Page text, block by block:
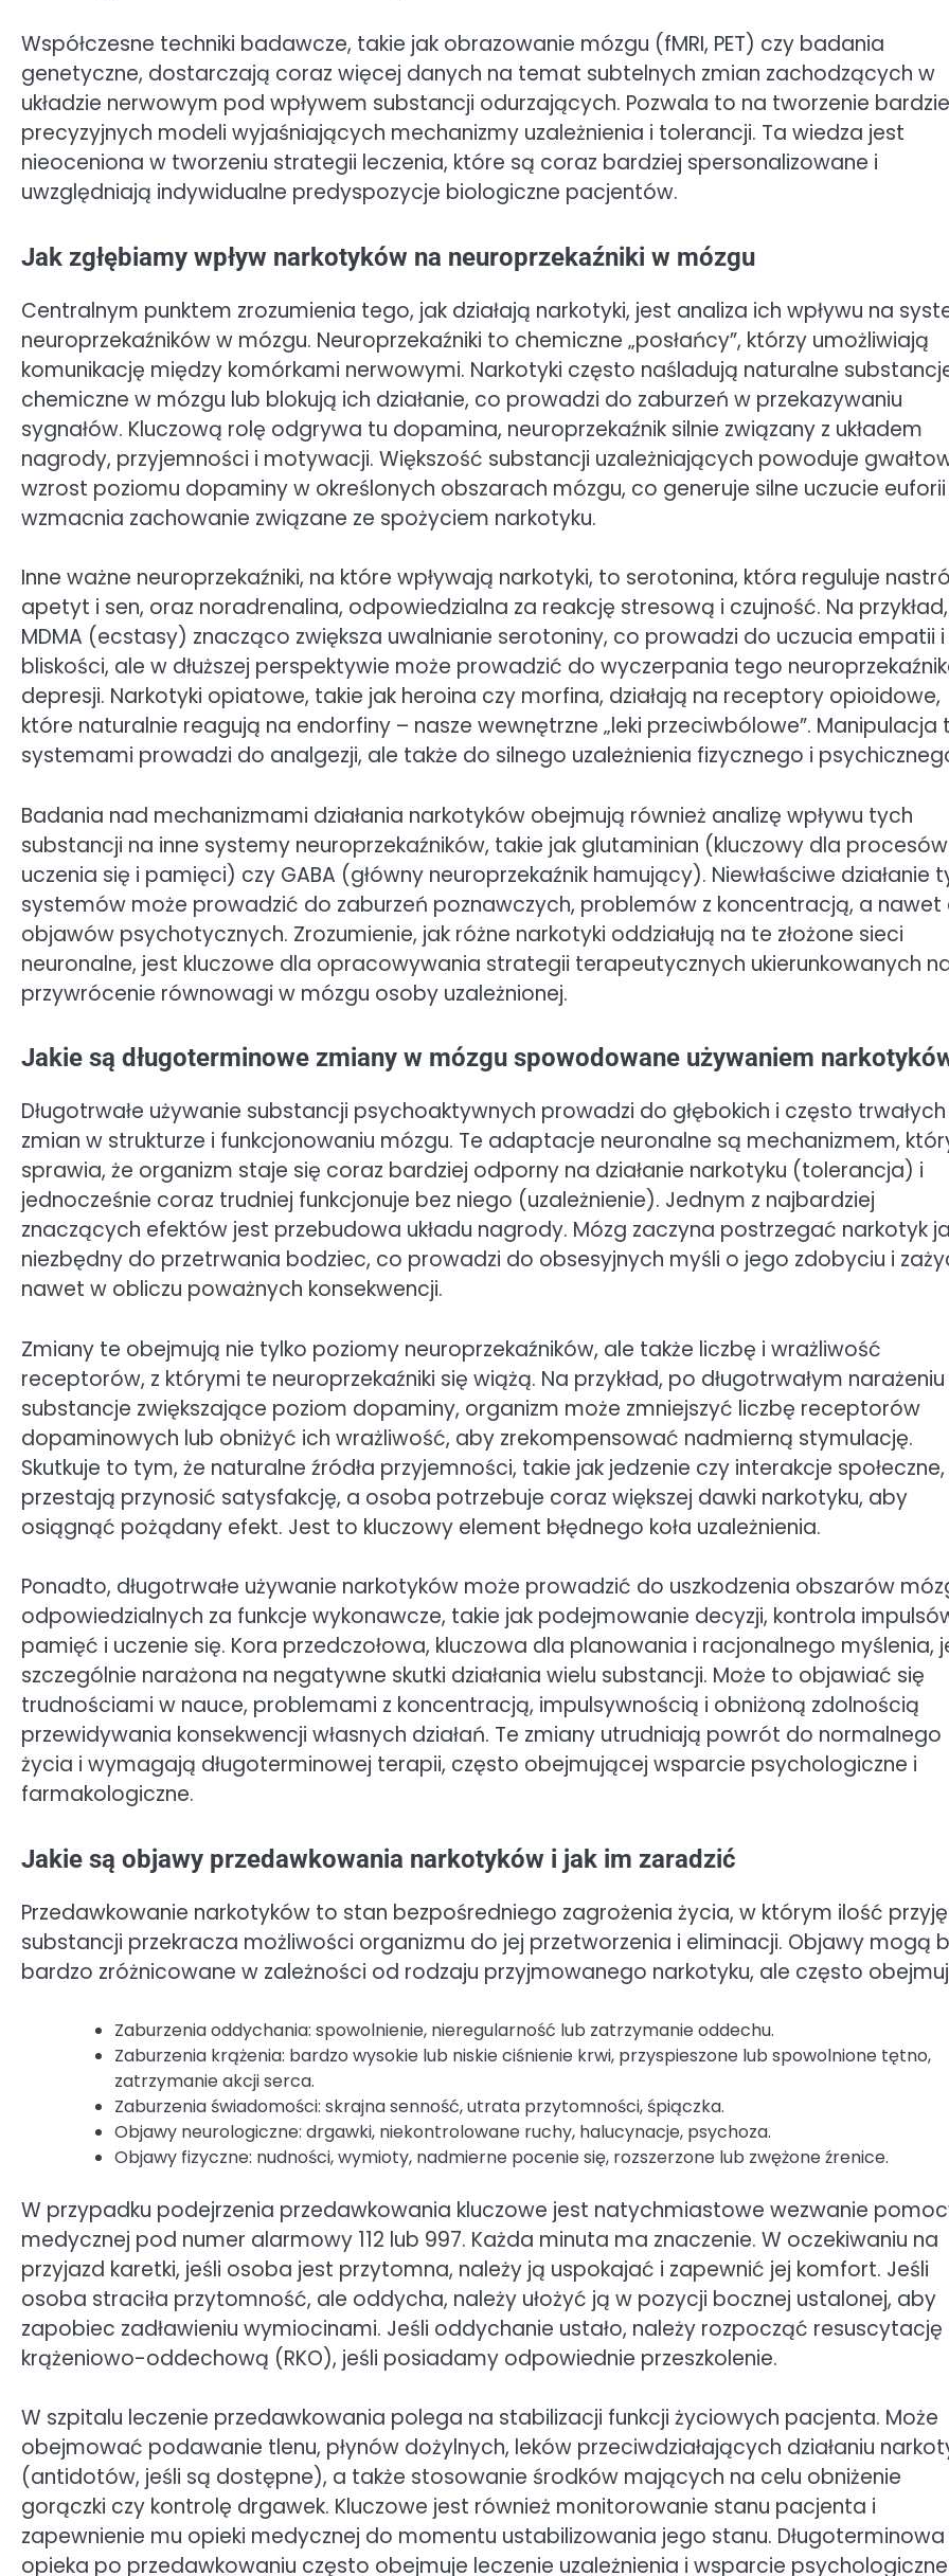
Współczesne techniki badawcze, takie jak obrazowanie mózgu (fMRI, PET) czy badania
genetyczne, dostarczają coraz więcej danych na temat subtelnych zmian zachodzących w
układzie nerwowym pod wpływem substancji odurzających. Pozwala to na tworzenie
precyzyjnych modeli wyjaśniających mechanizmy uzależnienia i tolerancji. Ta wiedza jest
nieoceniona w tworzeniu strategii leczenia, które są coraz bardziej spersonalizowane i
uwzględniają indywidualne predyspozycje biologiczne pacjentów.
Jak zgłębiamy wpływ narkotyków na neuroprzekaźniki w mózgu
Centralnym punktem zrozumienia tego, jak działają narkotyki, jest analiza ich wpływu na
neuroprzekaźników w mózgu. Neuroprzekaźniki to chemiczne „posłańcy”, którzy umożliwiają
komunikację między komórkami nerwowymi. Narkotyki często naśladują naturalne
chemiczne w mózgu lub blokują ich działanie, co prowadzi do zaburzeń w przekazywaniu
sygnałów. Kluczową rolę odgrywa tu dopamina, neuroprzekaźnik silnie związany z układem
nagrody, przyjemności i motywacji. Większość substancji uzależniających powoduje
wzrost poziomu dopaminy w określonych obszarach mózgu, co generuje silne uczucie euforii
wzmacnia zachowanie związane ze spożyciem narkotyku.
Inne ważne neuroprzekaźniki, na które wpływają narkotyki, to serotonina, która reguluje
apetyt i sen, oraz noradrenalina, odpowiedzialna za reakcję stresową i czujność. Na przykład,
MDMA (ecstasy) znacząco zwiększa uwalnianie serotoniny, co prowadzi do uczucia empatii i
bliskości, ale w dłuższej perspektywie może prowadzić do wyczerpania tego
depresji. Narkotyki opiatowe, takie jak heroina czy morfina, działają na receptory opioidowe,
które naturalnie reagują na endorfiny – nasze wewnętrzne „leki przeciwbólowe”. Manipulacja
systemami prowadzi do analgezji, ale także do silnego uzależnienia fizycznego i
Badania nad mechanizmami działania narkotyków obejmują również analizę wpływu tych
substancji na inne systemy neuroprzekaźników, takie jak glutaminian (kluczowy dla procesów
uczenia się i pamięci) czy GABA (główny neuroprzekaźnik hamujący). Niewłaściwe działanie
systemów może prowadzić do zaburzeń poznawczych, problemów z koncentracją, a nawet
objawów psychotycznych. Zrozumienie, jak różne narkotyki oddziałują na te złożone sieci
neuronalne, jest kluczowe dla opracowywania strategii terapeutycznych ukierunkowanych
przywrócenie równowagi w mózgu osoby uzależnionej.
Jakie są długoterminowe zmiany w mózgu spowodowane używaniem
Długotrwałe używanie substancji psychoaktywnych prowadzi do głębokich i często trwałych
zmian w strukturze i funkcjonowaniu mózgu. Te adaptacje neuronalne są mechanizmem,
sprawia, że organizm staje się coraz bardziej odporny na działanie narkotyku (tolerancja) i
jednocześnie coraz trudniej funkcjonuje bez niego (uzależnienie). Jednym z najbardziej
znaczących efektów jest przebudowa układu nagrody. Mózg zaczyna postrzegać narkotyk
niezbędny do przetrwania bodziec, co prowadzi do obsesyjnych myśli o jego zdobyciu i
nawet w obliczu poważnych konsekwencji.
Zmiany te obejmują nie tylko poziomy neuroprzekaźników, ale także liczbę i wrażliwość
receptorów, z którymi te neuroprzekaźniki się wiążą. Na przykład, po długotrwałym
substancje zwiększające poziom dopaminy, organizm może zmniejszyć liczbę receptorów
dopaminowych lub obniżyć ich wrażliwość, aby zrekompensować nadmierną stymulację.
Skutkuje to tym, że naturalne źródła przyjemności, takie jak jedzenie czy interakcje społeczne,
przestają przynosić satysfakcję, a osoba potrzebuje coraz większej dawki narkotyku, aby
osiągnąć pożądany efekt. Jest to kluczowy element błędnego koła uzależnienia.
Ponadto, długotrwałe używanie narkotyków może prowadzić do uszkodzenia obszarów
odpowiedzialnych za funkcje wykonawcze, takie jak podejmowanie decyzji, kontrola
pamięć i uczenie się. Kora przedczołowa, kluczowa dla planowania i racjonalnego myślenia,
szczególnie narażona na negatywne skutki działania wielu substancji. Może to objawiać się
trudnościami w nauce, problemami z koncentracją, impulsywnością i obniżoną zdolnością
przewidywania konsekwencji własnych działań. Te zmiany utrudniają powrót do normalnego
życia i wymagają długoterminowej terapii, często obejmującej wsparcie psychologiczne i
farmakologiczne.
Jakie są objawy przedawkowania narkotyków i jak im zaradzić
Przedawkowanie narkotyków to stan bezpośredniego zagrożenia życia, w którym ilość
substancji przekracza możliwości organizmu do jej przetworzenia i eliminacji. Objawy mogą
bardzo zróżnicowane w zależności od rodzaju przyjmowanego narkotyku, ale często
Zaburzenia oddychania: spowolnienie, nieregularność lub zatrzymanie oddechu.
Zaburzenia krążenia: bardzo wysokie lub niskie ciśnienie krwi, przyspieszone lub spowolnione tętno,
zatrzymanie akcji serca.
Zaburzenia świadomości: skrajna senność, utrata przytomności, śpiączka.
Objawy neurologiczne: drgawki, niekontrolowane ruchy, halucynacje, psychoza.
Objawy fizyczne: nudności, wymioty, nadmierne pocenie się, rozszerzone lub zwężone źrenice.
W przypadku podejrzenia przedawkowania kluczowe jest natychmiastowe wezwanie
medycznej pod numer alarmowy 112 lub 997. Każda minuta ma znaczenie. W oczekiwaniu na
przyjazd karetki, jeśli osoba jest przytomna, należy ją uspokajać i zapewnić jej komfort. Jeśli
osoba straciła przytomność, ale oddycha, należy ułożyć ją w pozycji bocznej ustalonej, aby
zapobiec zadławieniu wymiocinami. Jeśli oddychanie ustało, należy rozpocząć resuscytację
krążeniowo-oddechową (RKO), jeśli posiadamy odpowiednie przeszkolenie.
W szpitalu leczenie przedawkowania polega na stabilizacji funkcji życiowych pacjenta. Może
obejmować podawanie tlenu, płynów dożylnych, leków przeciwdziałających działaniu
(antidotów, jeśli są dostępne), a także stosowanie środków mających na celu obniżenie
gorączki czy kontrolę drgawek. Kluczowe jest również monitorowanie stanu pacjenta i
zapewnienie mu opieki medycznej do momentu ustabilizowania jego stanu. Długoterminowa
opieka po przedawkowaniu często obejmuje leczenie uzależnienia i wsparcie